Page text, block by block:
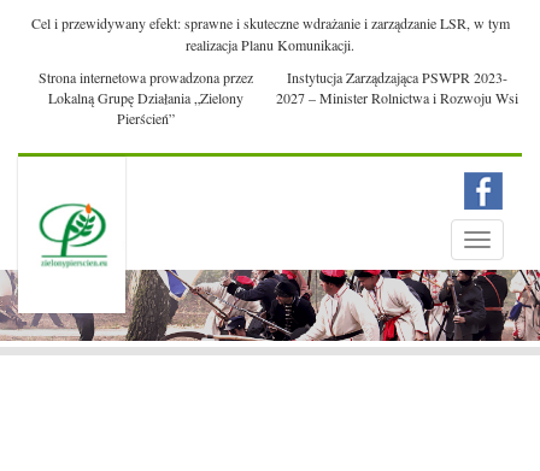
Cel i przewidywany efekt: sprawne i skuteczne wdrażanie i zarządzanie LSR, w tym
realizacja Planu Komunikacji.
Strona internetowa prowadzona przez
Lokalną Grupę Działania „Zielony
Pierścień”
Instytucja Zarządzająca PSWPR 2023-
2027 – Minister Rolnictwa i Rozwoju Wsi
Toggle
Menu